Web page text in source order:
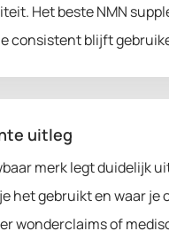
Het beste NMN
consistent blijft
uitleg
merk legt duidelijk
het gebruikt en waar je
wonderclaims of